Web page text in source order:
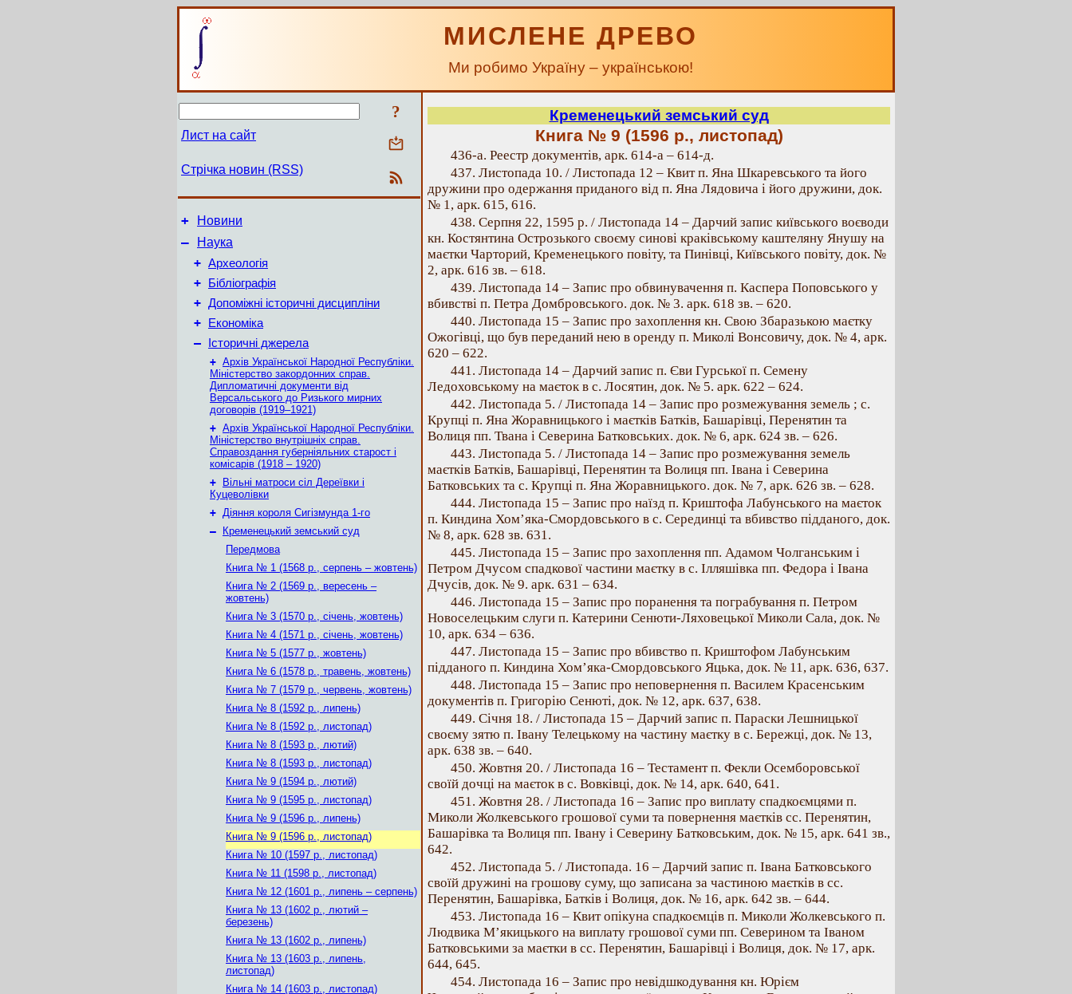
МИСЛЕНЕ ДРЕВО
Ми робимо Україну – українською!
?
Лист на сайт
Стрічка новин (RSS)
+ Новини
–
Наука
+ Археологія
+ Бібліографія
+ Допоміжні історичні дисципліни
+ Економіка
– Історичні джерела
+ Архів Української Народної Республіки.
Міністерство закордонних справ.
Дипломатичні документи від
Версальського до Ризького мирних
договорів (1919–1921)
+ Архів Української Народної Республіки.
Міністерство внутрішніх справ.
Справоздання губерніяльних старост і
комісарів (1918 – 1920)
+
Вільні матроси сіл Дереївки і
Куцеволівки
+ Діяння короля Сигізмунда 1-го
–
Кременецький земський суд
Передмова
Книга № 1 (1568 р., серпень – жовтень)
Книга № 2 (1569 р., вересень –
жовтень)
Книга № 3 (1570 р., січень, жовтень)
Книга № 4 (1571 р., січень, жовтень)
Книга № 5 (1577 р., жовтень)
Книга № 6 (1578 р., травень, жовтень)
Книга № 7 (1579 р., червень, жовтень)
Книга № 8 (1592 р., липень)
Книга № 8 (1592 р., листопад)
Книга № 8 (1593 р., лютий)
Книга № 8 (1593 р., листопад)
Книга № 9 (1594 р., лютий)
Книга № 9 (1595 р., листопад)
Книга № 9 (1596 р., липень)
Книга № 9 (1596 р., листопад)
Книга № 10 (1597 р., листопад)
Книга № 11 (1598 р., листопад)
Книга № 12 (1601 р., липень – серпень)
Книга № 13 (1602 р., лютий –
березень)
Книга № 13 (1602 р., липень)
Книга № 13 (1603 р., липень,
листопад)
Книга № 14 (1603 р., листопад)
Кременецький земський суд
Книга № 9 (1596 р., листопад)
436-а. Реестр документів, арк. 614-а – 614-д.
437. Листопада 10. / Листопада 12 – Квит п. Яна Шкаревського та його
дружини про одержання приданого від п. Яна Лядовича і його дружини, док.
№ 1, арк. 615, 616.
438. Серпня 22, 1595 p. / Листопада 14 – Дарчий запис київського воєводи
кн. Костянтина Острозького своєму синові краківському каштеляну Янушу на
маєтки Чарторий, Кременецького повіту, та Пинівці, Київського повіту, док. №
2, арк. 616 зв. – 618.
439. Листопада 14 – Запис про обвинувачення п. Каспера Поповського у
вбивстві п. Петра Домбровського. док. № 3. арк. 618 зв. – 620.
440. Листопада 15 – Запис про захоплення кн. Свою Збаразькою маєтку
Ожогівці, що був переданий нею в оренду п. Миколі Вонсовичу, док. № 4, арк.
620 – 622.
441. Листопада 14 – Дарчий запис п. Єви Гурської п. Семену
Ледоховському на маєток в с. Лосятин, док. № 5. арк. 622 – 624.
442. Листопада 5. / Листопада 14 – Запис про розмежування земель ; с.
Крупці п. Яна Жоравницького і маєтків Батків, Башарівці, Перенятин та
Волиця пп. Твана і Северина Батковських. док. № 6, арк. 624 зв. – 626.
443. Листопада 5. / Листопада 14 – Запис про розмежування земель
маєтків Батків, Башарівці, Перенятин та Волиця пп. Івана і Северина
Батковських та с. Крупці п. Яна Жоравницького. док. № 7, арк. 626 зв. – 628.
444. Листопада 15 – Запис про наїзд п. Криштофа Лабунського на маєток
п. Киндина Хом’яка-Смордовського в с. Серединці та вбивство підданого, док.
№ 8, арк. 628 зв. 631.
445. Листопада 15 – Запис про захоплення пп. Адамом Чолганським і
Петром Дчусом спадкової частини маєтку в с. Ілляшівка пп. Федора і Івана
Дчусів, док. № 9. арк. 631 – 634.
446. Листопада 15 – Запис про поранення та пограбування п. Петром
Новоселецьким слуги п. Катерини Сенюти-Ляховецької Миколи Сала, док. №
10, арк. 634 – 636.
447. Листопада 15 – Запис про вбивство п. Криштофом Лабунським
підданого п. Киндина Хом’яка-Смордовського Яцька, док. № 11, арк. 636, 637.
448. Листопада 15 – Запис про неповернення п. Василем Красенським
документів п. Григорію Сенюті, док. № 12, арк. 637, 638.
449. Січня 18. / Листопада 15 – Дарчий запис п. Параски Лешницької
своєму зятю п. Івану Телецькому на частину маєтку в с. Бережці, док. № 13,
арк. 638 зв. – 640.
450. Жовтня 20. / Листопада 16 – Тестамент п. Фекли Осемборовської
своїй дочці на маєток в с. Вовківці, док. № 14, арк. 640, 641.
451. Жовтня 28. / Листопада 16 – Запис про виплату спадкоємцями п.
Миколи Жолкевського грошової суми та повернення маєтків сс. Перенятин,
Башарівка та Волиця пп. Івану і Северину Батковським, док. № 15, арк. 641 зв.,
642.
452. Листопада 5. / Листопада. 16 – Дарчий запис п. Івана Батковського
своїй дружині на грошову суму, що записана за частиною маєтків в сс.
Перенятин, Башарівка, Батків і Волиця, док. № 16, арк. 642 зв. – 644.
453. Листопада 16 – Квит опікуна спадкоємців п. Миколи Жолкевського п.
Людвика М’якицького на виплату грошової суми пп. Северином та Іваном
Батковськими за маєтки в сс. Перенятин, Башарівці і Волиця, док. № 17, арк.
644, 645.
454. Листопада 16 – Запис про невідшкодування кн. Юрієм